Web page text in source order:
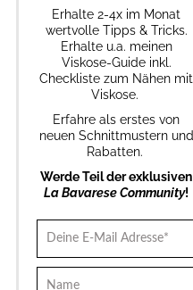
Erhalte 2-4x im Monat
wertvolle Tipps & Tricks.
Erhalte u.a. meinen
Viskose-Guide inkl.
Checkliste zum Nähen mit
Viskose.
Erfahre als erstes von
neuen Schnittmustern und
Rabatten.
Werde Teil der exklusiven
La Bavarese Community!